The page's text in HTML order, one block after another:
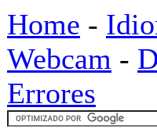
Home -
Webcam -
Errores